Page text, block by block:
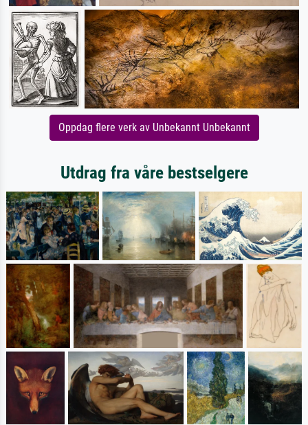
Oppdag flere verk av Unbekannt Unbekannt
Utdrag fra våre bestselgere